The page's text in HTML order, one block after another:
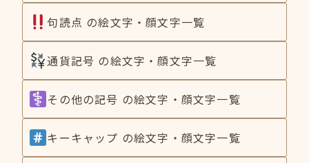
句読点 の絵文字・顔文字一覧
通貨記号 の絵文字・顔文字一覧
その他の記号 の絵文字・顔文字一覧
キーキャップ の絵文字・顔文字一覧